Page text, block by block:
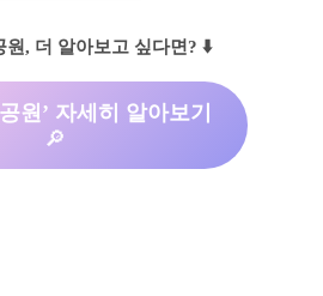
원, 더 알아보고 싶다면? ⬇️
원’ 자세히 알아보기
🔎